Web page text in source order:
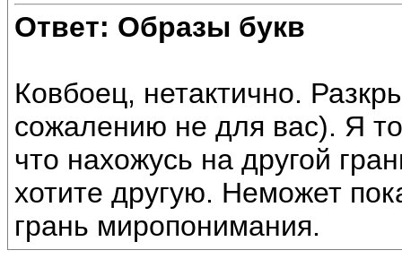
Ответ: Образы букв
Ковбоец, нетактично.
сожалению не для вас). Я
что нахожусь на другой
хотите другую. Неможет
грань миропонимания.